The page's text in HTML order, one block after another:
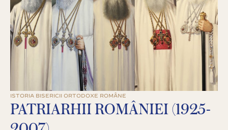
ISTORIA BISERICII ORTODOXE ROMÂNE
PATRIARHII ROMÂNIEI (1925-